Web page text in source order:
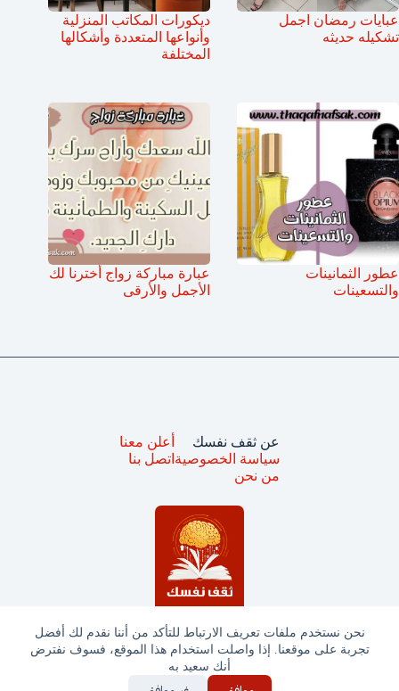
نحن نستخدم ملفات تعريف الارتباط للتأكد من أننا نقدم لك أفضل
تجربة على موقعنا. إذا واصلت استخدام هذا الموقع، فسوف نفترض
أنك سعيد به
عبايات رمضان اجمل
تشكيله حديثه
ديكورات المكاتب المنزلية
وأنواعها المتعددة وأشكالها
المختلفة
عطور الثمانينات
والتسعينات
عبارة مباركة زواج أخترنا لك
الأجمل والأرقى
جميع الحقوق محفوظة © ثقف نفسك 2025
عن ثقف نفسك
سياسة الخصوصية
من نحن
أعلن معنا
اتصل بنا